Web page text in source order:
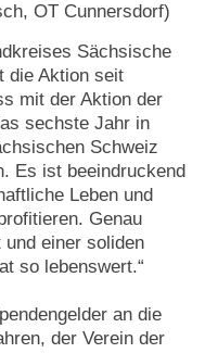
OT Cunnersdorf)
Sächsische
die Aktion seit
mit der Aktion der
sechste Jahr in
Schweiz
Es ist beeindruckend
Leben und
Genau
einer soliden
so lebenswert.“
an die
der Verein der